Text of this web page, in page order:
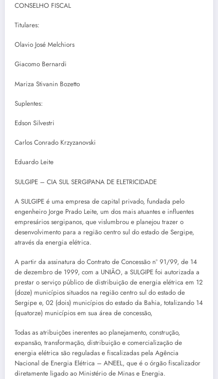
CONSELHO FISCAL
Titulares:
Olavio José Melchiors
Giacomo Bernardi
Mariza Stivanin Bozetto
Suplentes:
Edson Silvestri
Carlos Conrado Krzyzanovski
Eduardo Leite
SULGIPE – CIA SUL SERGIPANA DE ELETRICIDADE
A SULGIPE é uma empresa de capital privado, fundada pelo
engenheiro Jorge Prado Leite, um dos mais atuantes e influentes
empresários sergipanos, que vislumbrou e planejou trazer o
desenvolvimento para a região centro sul do estado de Sergipe,
através da energia elétrica.
A partir da assinatura do Contrato de Concessão nº 91/99, de 14
de dezembro de 1999, com a UNIÃO, a SULGIPE foi autorizada a
prestar o serviço público de distribuição de energia elétrica em 12
(doze) municípios situados na região centro sul do estado de
Sergipe e, 02 (dois) municípios do estado da Bahia, totalizando 14
(quatorze) municípios em sua área de concessão,
Todas as atribuições inerentes ao planejamento, construção,
expansão, transformação, distribuição e comercialização de
energia elétrica são reguladas e fiscalizadas pela Agência
Nacional de Energia Elétrica – ANEEL, que é o órgão fiscalizador
diretamente ligado ao Ministério de Minas e Energia.